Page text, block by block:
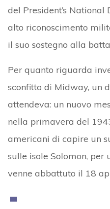
del President’s National
alto riconoscimento
il suo sostegno alla
Per quanto riguarda
sconfitto di Midway, un
attendeva: un nuovo
nella primavera del
americani di capire un
sulle isole Solomon, per
venne abbattuto il 18